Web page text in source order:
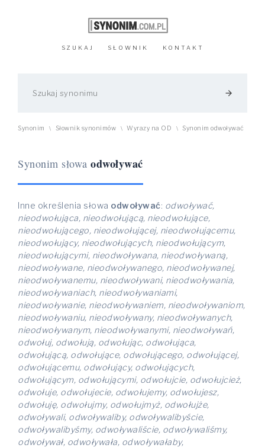
SZUKAJ SŁOWNIK KONTAKT
arrow_forward
Synonim \ Słownik synonimów \ Wyrazy na OD \ Synonim odwoływać
Synonim słowa odwoływać
Inne określenia słowa odwoływać: odwoływać,
nieodwołująca, nieodwołującą, nieodwołujące,
nieodwołującego, nieodwołującej, nieodwołującemu,
nieodwołujący, nieodwołujących, nieodwołującym,
nieodwołującymi, nieodwoływana, nieodwoływaną,
nieodwoływane, nieodwoływanego, nieodwoływanej,
nieodwoływanemu, nieodwoływani, nieodwoływania,
nieodwoływaniach, nieodwoływaniami,
nieodwoływanie, nieodwoływaniem, nieodwoływaniom,
nieodwoływaniu, nieodwoływany, nieodwoływanych,
nieodwoływanym, nieodwoływanymi, nieodwoływań,
odwołuj, odwołują, odwołując, odwołująca,
odwołującą, odwołujące, odwołującego, odwołującej,
odwołującemu, odwołujący, odwołujących,
odwołującym, odwołującymi, odwołujcie, odwołujcież,
odwołuje, odwołujecie, odwołujemy, odwołujesz,
odwołuję, odwołujmy, odwołujmyż, odwołujże,
odwoływali, odwoływaliby, odwoływalibyście,
odwoływalibyśmy, odwoływaliście, odwoływaliśmy,
odwoływał, odwoływała, odwoływałaby,